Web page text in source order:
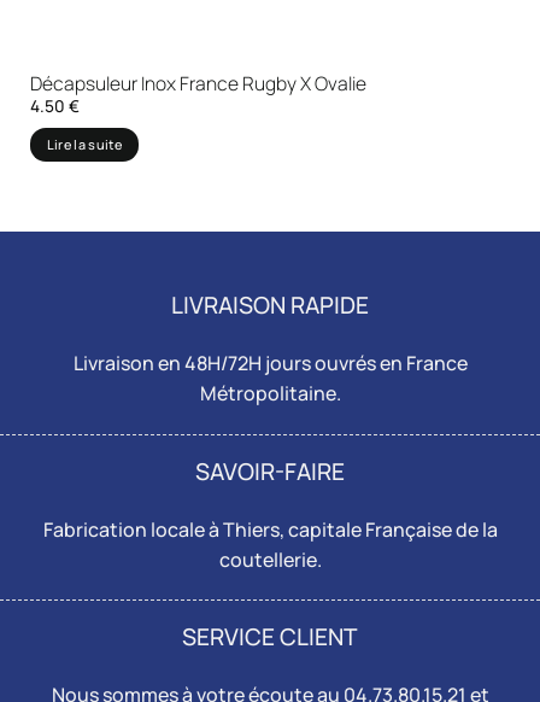
Décapsuleur Inox France Rugby X Ovalie
4.50 €
Lire la suite
LIVRAISON RAPIDE
Livraison en 48H/72H jours ouvrés en France
Métropolitaine.
SAVOIR-FAIRE
Fabrication locale à Thiers, capitale Française de la
coutellerie.
SERVICE CLIENT
Nous sommes à votre écoute au 04.73.80.15.21 et